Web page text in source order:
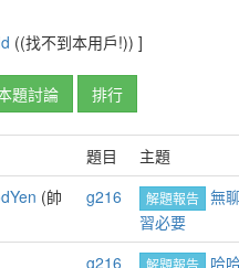
((找不到本用戶!)) ]
題討論 排行
題目
主題
(帥
g216 解題報告 無
習必要
g216 哈